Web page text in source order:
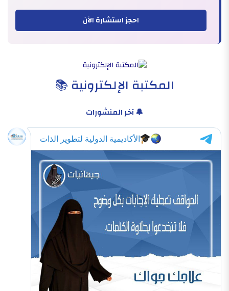
احجز استشارة الآن
المكتبة الإلكترونية 📚
🔔 آخر المنشورات